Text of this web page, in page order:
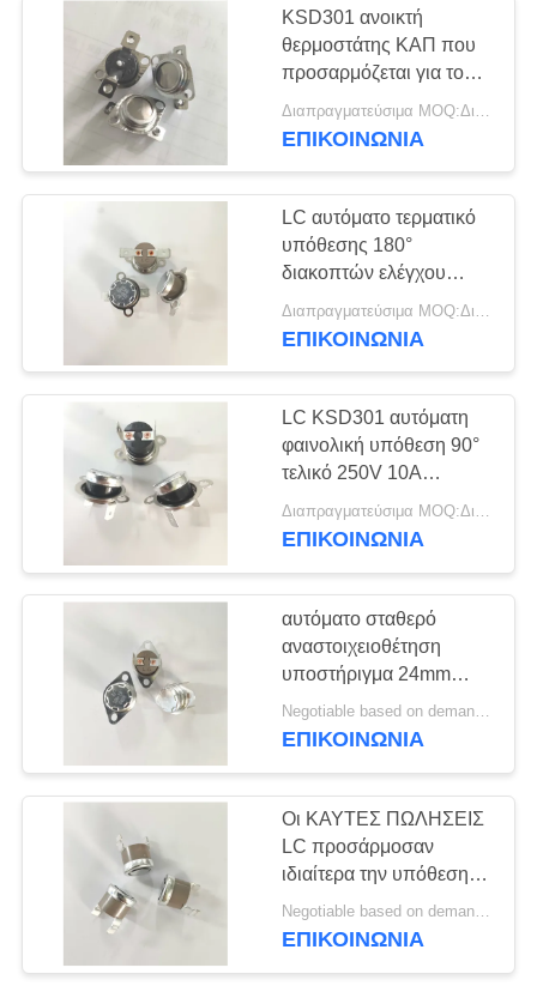
KSD301 ανοικτή
θερμοστάτης ΚΑΠ που
προσαρμόζεται για τον
εκτυπωτή 16A 250V με
τη συσκευασία δίσκων
ΕΠΙΚΟΙΝΩΝΊΑ
LC αυτόματο τερματικό
υπόθεσης 180°
διακοπτών ελέγχου
θερμοκρασίας
υποστηριγμάτων
χαλαρό 16A 250V ΜΑΔ
ΕΠΙΚΟΙΝΩΝΊΑ
LC KSD301 αυτόματη
φαινολική υπόθεση 90°
τελικό 250V 10A
προστάτη
αναστοιχειοθέτησης
Διαπραγματεύσιμα MOQ:Διαπραγματεύσιμο
ΕΠΙΚΟΙΝΩΝΊΑ
αυτόματο σταθερό
αναστοιχειοθέτηση
υποστήριγμα 24mm
διακοπτών 125V 15A
KSD301 θερμικό
Negotiable based on demand MOQ:Διαπραγματεύσιμο
ΕΠΙΚΟΙΝΩΝΊΑ
Οι ΚΑΥΤΕΣ ΠΩΛΗΣΕΙΣ
LC προσάρμοσαν
ιδιαίτερα την υπόθεση
UL/CUL/VDE
διακοπτών ΜΑΔ
Negotiable based on demand quantity MOQ:2000pcs, θα μπορούσε να είναι διαπραγματεύσιμος
ΕΠΙΚΟΙΝΩΝΊΑ